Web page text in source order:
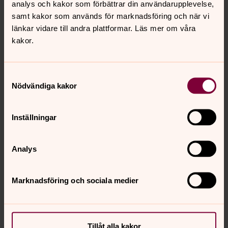
analys och kakor som förbättrar din användarupplevelse,
samt kakor som används för marknadsföring och när vi
länkar vidare till andra plattformar. Läs mer om våra
kakor.
Nödvändiga kakor
Inställningar
Analys
Marknadsföring och sociala medier
Tillåt alla kakor
personuppgiftsansvar inom Svenska kyrkan. Det
gemensamma ansvaret beskrivs i ett inbördes
arrangemang.
Dina rättigheter enligt dataskyddsförordningen
Så behandlar Svenska kyrkan dina
Här får du veta var dina personuppgifter hämtas ifrån,
också veta vart du ska vända dig om du har frågor kring